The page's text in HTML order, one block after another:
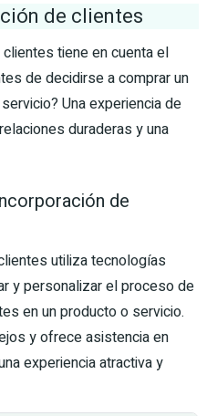
de clientes
tiene en cuenta el
de decidirse a comprar un
Una experiencia de
duraderas y una
de
utiliza tecnologías
y personalizar el proceso de
en un producto o servicio.
y ofrece asistencia en
experiencia atractiva y